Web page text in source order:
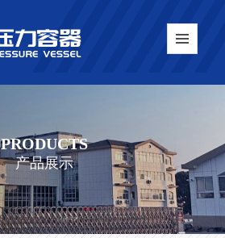
PRODUCTS
产品展示